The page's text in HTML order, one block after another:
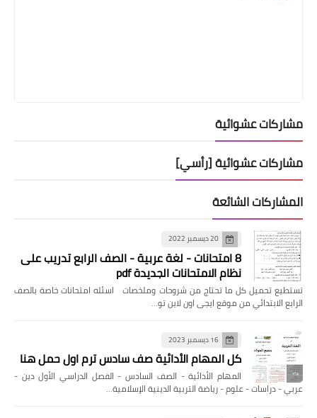
مشاركات عشوائية
مشاركات عشوائية [رأسي]
المشاركات الشائعة
20 ديسمبر 2022
8 امتحانات - لغة عربية - الصف الرابع تدريب على
نظام الامتحانات الجديدة pdf
تستطيع تحميل كل ما تحتاج من شروحات وملخصات اسئله امتحانات خاصة بالصف
الرابع الابتدائي من موقع ايجى اون لاين تو…
16 ديسمبر 2023
كل المهام الأدائية صف سادس ترم اول حمل هنا
المهام الأدائية - الصف السادس - الفصل الدراسي الأول دين -
عربي - دراسات - علوم - رياضة التربية الدينية الإسلامية…